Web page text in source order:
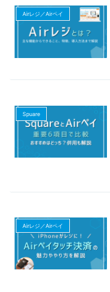
Airレジ／Airペイ
Spuare
Airレジ／Airペイ